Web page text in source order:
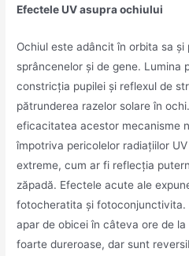
Efectele UV asupra ochiului
Ochiul este adâncit în orbita sa
sprâncenelor și de gene. Lumina
constricția pupilei și reflexul de
pătrunderea razelor solare în
eficacitatea acestor mecanisme
împotriva pericolelor radiațiilor
extreme, cum ar fi reflecția
zăpadă. Efectele acute ale
fotocheratita și
apar de obicei în câteva ore de
foarte dureroase, dar sunt